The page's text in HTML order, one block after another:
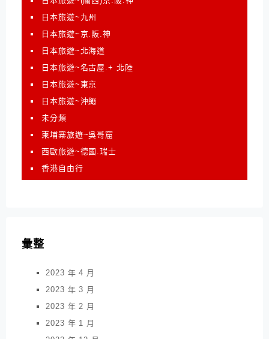
日本旅遊~九州
日本旅遊~京.阪.神
日本旅遊~北海道
日本旅遊~名古屋.+ 北陸
日本旅遊~東京
日本旅遊~沖繩
未分類
柬埔寨旅遊~吳哥窟
西歐旅遊~德國.瑞士
香港自由行
彙整
2023 年 4 月
2023 年 3 月
2023 年 2 月
2023 年 1 月